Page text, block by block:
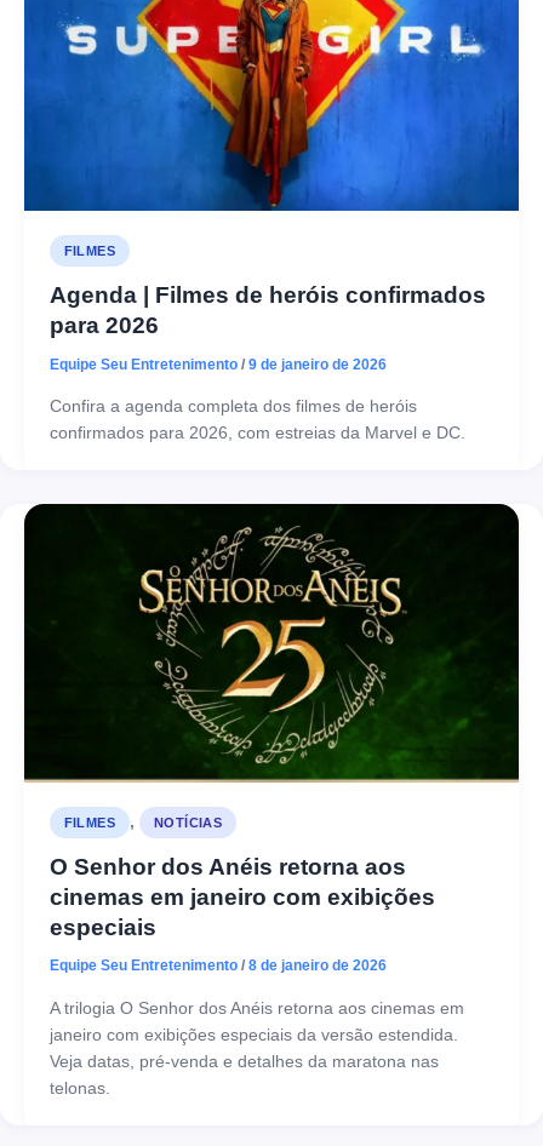
FILMES
Agenda | Filmes de heróis confirmados
para 2026
Equipe Seu Entretenimento / 9 de janeiro de 2026
Confira a agenda completa dos filmes de heróis
confirmados para 2026, com estreias da Marvel e DC.
FILMES , NOTÍCIAS
O Senhor dos Anéis retorna aos
cinemas em janeiro com exibições
especiais
Equipe Seu Entretenimento / 8 de janeiro de 2026
A trilogia O Senhor dos Anéis retorna aos cinemas em
janeiro com exibições especiais da versão estendida.
Veja datas, pré-venda e detalhes da maratona nas
telonas.